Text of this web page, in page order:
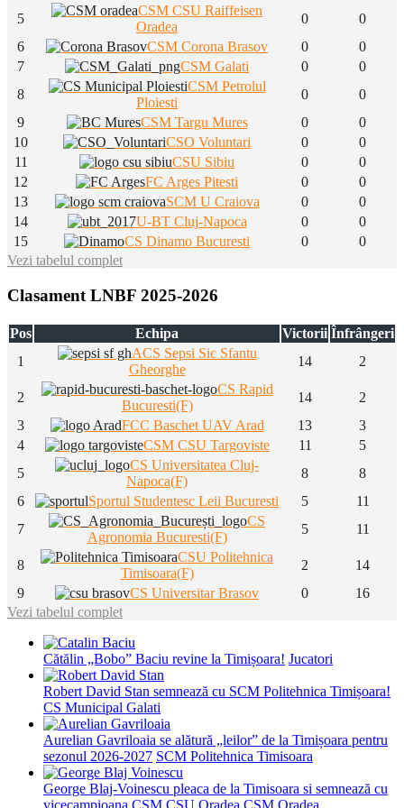
5
CSM CSU Raiffeisen
Oradea
0
0
6
CSM Corona Brasov 0
0
7
CSM Galati 0
0
8
CSM Petrolul
Ploiesti
0
0
9
CSM Targu Mures 0
0
10
CSO Voluntari 0
0
11
CSU Sibiu 0
0
12
FC Arges Pitesti 0
0
13
SCM U Craiova 0
0
14
U-BT Cluj-Napoca 0
0
15
CS Dinamo Bucuresti 0
0
Vezi tabelul complet
Clasament LNBF 2025-2026
Pos Echipa Victorii Înfrângeri
1
ACS Sepsi Sic Sfantu
Gheorghe
14 2
2
CS Rapid
Bucuresti(F)
14
2
3
FCC Baschet UAV Arad 13
3
4
CSM CSU Targoviste 11
5
5
CS Universitatea Cluj-
Napoca(F)
8
8
6
Sportul Studentesc Leii Bucuresti 5
11
7
CS
Agronomia Bucuresti(F)
5 11
8
CSU Politehnica
Timisoara(F)
2
14
9
CS Universitar Brasov 0
16
Vezi tabelul complet
Cătălin „Bobo” Baciu revine la Timișoara! Jucatori
Robert David Stan semnează cu SCM Politehnica Timișoara!
CS Municipal Galati
Aurelian Gavriloaia se alătură „leilor” de la Timișoara pentru
sezonul 2026-2027 SCM Politehnica Timisoara
George Blaj-Voinescu pleaca de la Timisoara si semnează cu
vicecampioana CSM CSU Oradea CSM Oradea